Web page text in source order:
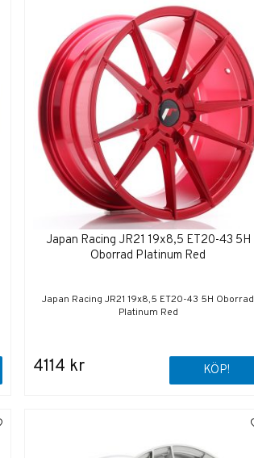
Japan Racing JR21 19x8,5 ET20-43 5H
Oborrad Platinum Red
Japan Racing JR21 19x8,5 ET20-43 5H Oborrad
Platinum Red
4114 kr KÖP!